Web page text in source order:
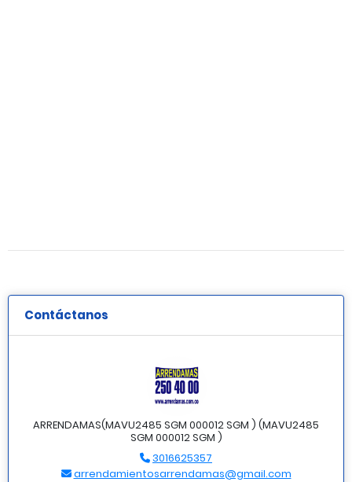
Contáctanos
ARRENDAMAS(MAVU2485 SGM 000012 SGM ) (MAVU2485
SGM 000012 SGM )
3016625357
arrendamientosarrendamas@gmail.com